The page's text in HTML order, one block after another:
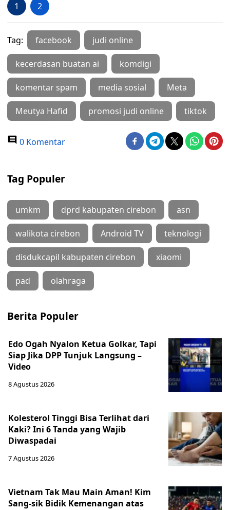
1 2
Tag: facebook judi online
kecerdasan buatan ai komdigi
komentar spam media sosial Meta
Meutya Hafid promosi judi online tiktok
0 Komentar
Tag Populer
umkm dprd kabupaten cirebon asn
walikota cirebon Android TV teknologi
disdukcapil kabupaten cirebon xiaomi
pad olahraga
Berita Populer
Edo Ogah Nyalon Ketua Golkar, Tapi
Siap Jika DPP Tunjuk Langsung –
Video
8 Agustus 2026
Kolesterol Tinggi Bisa Terlihat dari
Kaki? Ini 6 Tanda yang Wajib
Diwaspadai
7 Agustus 2026
Vietnam Tak Mau Main Aman! Kim
Sang-sik Bidik Kemenangan atas